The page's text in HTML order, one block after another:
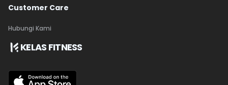
Customer Care
Hubungi Kami
KELAS FITNESS